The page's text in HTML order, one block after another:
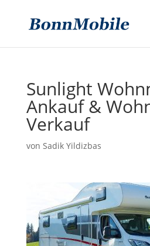
Sunlight
Ankauf &
Verkauf
von Sadik Yildizbas